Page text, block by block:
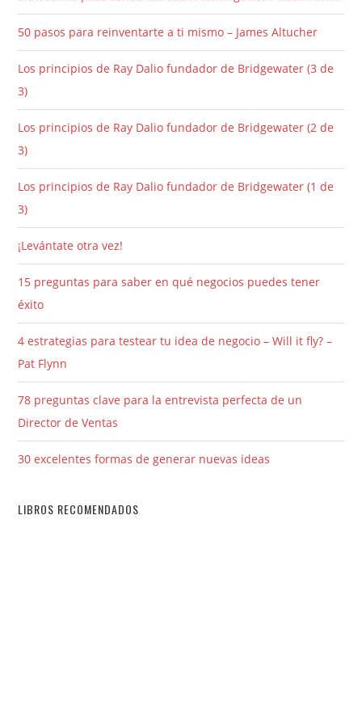
50 pasos para reinventarte a ti mismo – James Altucher
Los principios de Ray Dalio fundador de Bridgewater (3 de
3)
Los principios de Ray Dalio fundador de Bridgewater (2 de
3)
Los principios de Ray Dalio fundador de Bridgewater (1 de
3)
¡Levántate otra vez!
15 preguntas para saber en qué negocios puedes tener
éxito
4 estrategias para testear tu idea de negocio – Will it fly? –
Pat Flynn
78 preguntas clave para la entrevista perfecta de un
Director de Ventas
30 excelentes formas de generar nuevas ideas
LIBROS RECOMENDADOS